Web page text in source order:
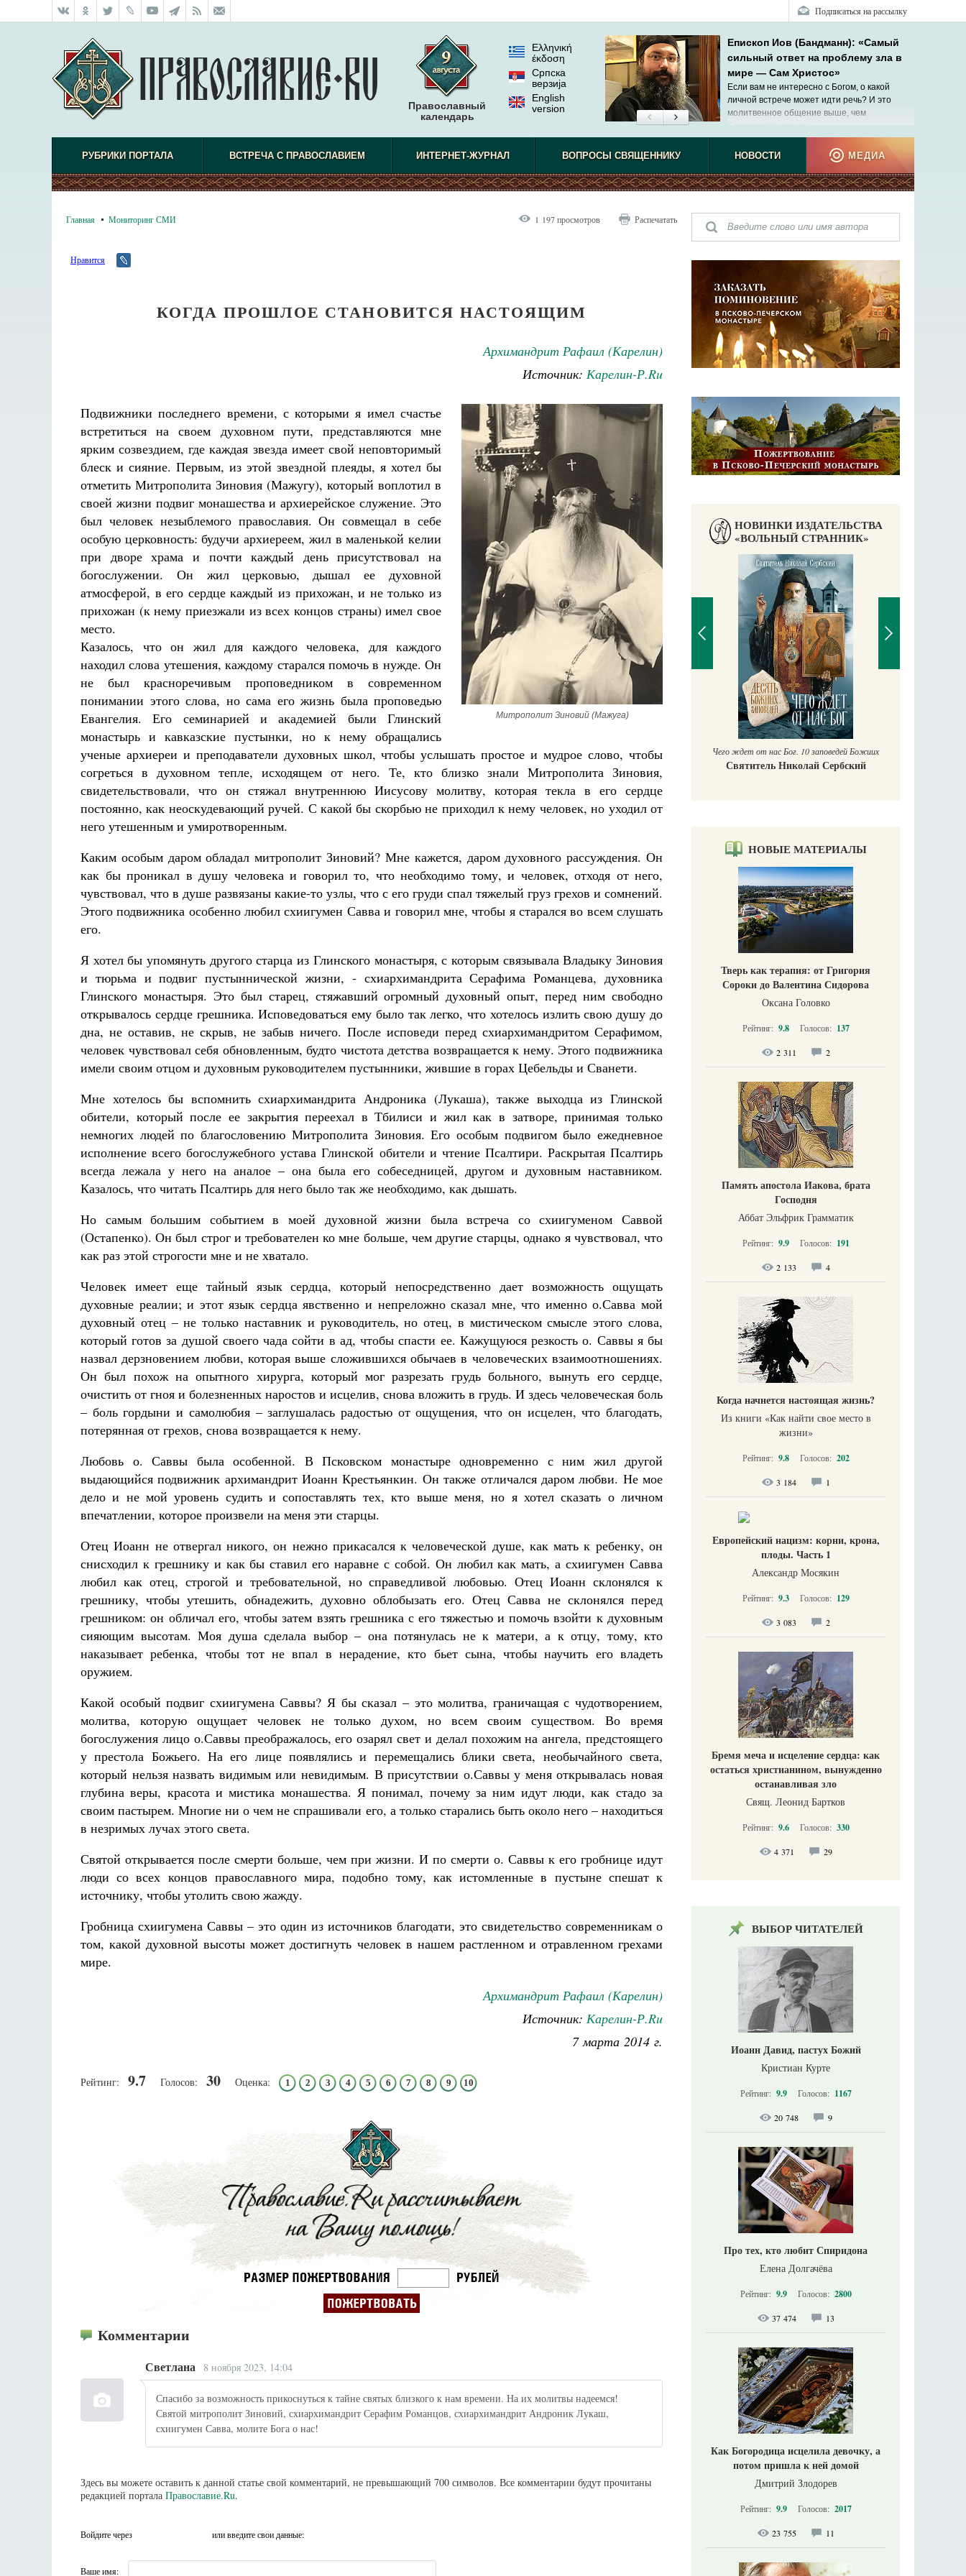
Подписаться на рассылку
Православный
календарь
Ελληνική
έκδοση
Српска
верзиjа
English
version
Епископ Иов (Бандманн): «Самый
сильный ответ на проблему зла в
мире — Сам Христос»
Если вам не интересно с Богом, о какой
личной встрече может идти речь? И это
молитвенное общение выше, чем
РУБРИКИ ПОРТАЛА ВСТРЕЧА С ПРАВОСЛАВИЕМ ИНТЕРНЕТ-ЖУРНАЛ ВОПРОСЫ СВЯЩЕННИКУ НОВОСТИ МЕДИА
Главная Мониторинг СМИ 1 197 просмотров Распечатать
Нравится
КОГДА ПРОШЛОЕ СТАНОВИТСЯ НАСТОЯЩИМ
Архимандрит Рафаил (Карелин)
Источник: Карелин-Р.Ru
Митрополит Зиновий (Мажуга)
Подвижники последнего времени, с которыми я имел счастье
встретиться на своем духовном пути, представляются мне
ярким созвездием, где каждая звезда имеет свой неповторимый
блеск и сияние. Первым, из этой звездной плеяды, я хотел бы
отметить Митрополита Зиновия (Мажугу), который воплотил в
своей жизни подвиг монашества и архиерейское служение. Это
был человек незыблемого православия. Он совмещал в себе
особую церковность: будучи архиереем, жил в маленькой келии
при дворе храма и почти каждый день присутствовал на
богослужении. Он жил церковью, дышал ее духовной
атмосферой, в его сердце каждый из прихожан, и не только из
прихожан (к нему приезжали из всех концов страны) имел свое
место.
Казалось, что он жил для каждого человека, для каждого
находил слова утешения, каждому старался помочь в нужде. Он
не был красноречивым проповедником в современном
понимании этого слова, но сама его жизнь была проповедью
Евангелия. Его семинарией и академией были Глинский
монастырь и кавказские пустынки, но к нему обращались
ученые архиереи и преподаватели духовных школ, чтобы услышать простое и мудрое слово, чтобы
согреться в духовном тепле, исходящем от него. Те, кто близко знали Митрополита Зиновия,
свидетельствовали, что он стяжал внутреннюю Иисусову молитву, которая текла в его сердце
постоянно, как неоскудевающий ручей. С какой бы скорбью не приходил к нему человек, но уходил от
него утешенным и умиротворенным.
Каким особым даром обладал митрополит Зиновий? Мне кажется, даром духовного рассуждения. Он
как бы проникал в душу человека и говорил то, что необходимо тому, и человек, отходя от него,
чувствовал, что в душе развязаны какие-то узлы, что с его груди спал тяжелый груз грехов и сомнений.
Этого подвижника особенно любил схиигумен Савва и говорил мне, чтобы я старался во всем слушать
его.
Я хотел бы упомянуть другого старца из Глинского монастыря, с которым связывала Владыку Зиновия
и тюрьма и подвиг пустыннической жизни, - схиархимандрита Серафима Романцева, духовника
Глинского монастыря. Это был старец, стяжавший огромный духовный опыт, перед ним свободно
открывалось сердце грешника. Исповедоваться ему было так легко, что хотелось излить свою душу до
дна, не оставив, не скрыв, не забыв ничего. После исповеди перед схиархимандритом Серафимом,
человек чувствовал себя обновленным, будто чистота детства возвращается к нему. Этого подвижника
имели своим отцом и духовным руководителем пустынники, жившие в горах Цебельды и Сванети.
Мне хотелось бы вспомнить схиархимандрита Андроника (Лукаша), также выходца из Глинской
обители, который после ее закрытия переехал в Тбилиси и жил как в затворе, принимая только
немногих людей по благословению Митрополита Зиновия. Его особым подвигом было ежедневное
исполнение всего богослужебного устава Глинской обители и чтение Псалтири. Раскрытая Псалтирь
всегда лежала у него на аналое – она была его собеседницей, другом и духовным наставником.
Казалось, что читать Псалтирь для него было так же необходимо, как дышать.
Но самым большим событием в моей духовной жизни была встреча со схиигуменом Саввой
(Остапенко). Он был строг и требователен ко мне больше, чем другие старцы, однако я чувствовал, что
как раз этой строгости мне и не хватало.
Человек имеет еще тайный язык сердца, который непосредственно дает возможность ощущать
духовные реалии; и этот язык сердца явственно и непреложно сказал мне, что именно о.Савва мой
духовный отец – не только наставник и руководитель, но отец, в мистическом смысле этого слова,
который готов за душой своего чада сойти в ад, чтобы спасти ее. Кажущуюся резкость о. Саввы я бы
назвал дерзновением любви, которая выше сложившихся обычаев в человеческих взаимоотношениях.
Он был похож на опытного хирурга, который мог разрезать грудь больного, вынуть его сердце,
очистить от гноя и болезненных наростов и исцелив, снова вложить в грудь. И здесь человеческая боль
– боль гордыни и самолюбия – заглушалась радостью от ощущения, что он исцелен, что благодать,
потерянная от грехов, снова возвращается к нему.
Любовь о. Саввы была особенной. В Псковском монастыре одновременно с ним жил другой
выдающийся подвижник архимандрит Иоанн Крестьянкин. Он также отличался даром любви. Не мое
дело и не мой уровень судить и сопоставлять тех, кто выше меня, но я хотел сказать о личном
впечатлении, которое произвели на меня эти старцы.
Отец Иоанн не отвергал никого, он нежно прикасался к человеческой душе, как мать к ребенку, он
снисходил к грешнику и как бы ставил его наравне с собой. Он любил как мать, а схиигумен Савва
любил как отец, строгой и требовательной, но справедливой любовью. Отец Иоанн склонялся к
грешнику, чтобы утешить, обнадежить, духовно облобызать его. Отец Савва не склонялся перед
грешником: он обличал его, чтобы затем взять грешника с его тяжестью и помочь взойти к духовным
сияющим высотам. Моя душа сделала выбор – она потянулась не к матери, а к отцу, тому, кто
наказывает ребенка, чтобы тот не впал в нерадение, кто бьет сына, чтобы научить его владеть
оружием.
Какой особый подвиг схиигумена Саввы? Я бы сказал – это молитва, граничащая с чудотворением,
молитва, которую ощущает человек не только духом, но всем своим существом. Во время
богослужения лицо о.Саввы преображалось, его озарял свет и делал похожим на ангела, предстоящего
у престола Божьего. На его лице появлялись и перемещались блики света, необычайного света,
который нельзя назвать видимым или невидимым. В присутствии о.Саввы у меня открывалась новая
глубина веры, красота и мистика монашества. Я понимал, почему за ним идут люди, как стадо за
своим пастырем. Многие ни о чем не спрашивали его, а только старались быть около него – находиться
в незримых лучах этого света.
Святой открывается после смерти больше, чем при жизни. И по смерти о. Саввы к его гробнице идут
люди со всех концов православного мира, подобно тому, как истомленные в пустыне спешат к
источнику, чтобы утолить свою жажду.
Гробница схиигумена Саввы – это один из источников благодати, это свидетельство современникам о
том, какой духовной высоты может достигнуть человек в нашем растленном и отравленном грехами
мире.
Архимандрит Рафаил (Карелин)
Источник: Карелин-Р.Ru
7 марта 2014 г.
Рейтинг: 9.7 Голосов: 30 Оценка: 1 2 3 4 5 6 7 8 9 10
Комментарии
Светлана 8 ноября 2023, 14:04
Спасибо за возможность прикоснуться к тайне святых близкого к нам времени. На их молитвы надеемся!
Святой митрополит Зиновий, схиархимандрит Серафим Романцов, схиархимандрит Андроник Лукаш,
схиигумен Савва, молите Бога о нас!
Здесь вы можете оставить к данной статье свой комментарий, не превышающий 700 символов. Все комментарии будут прочитаны
редакцией портала Православие.Ru.
Войдите через или введите свои данные:
Ваше имя:
НОВИНКИ ИЗДАТЕЛЬСТВА
«ВОЛЬНЫЙ СТРАННИК»
Разлуки не будет
Фредерика де Грааф Как найти своё место в жизни
Кирилл Мурышев
Великомученик Георгий Победоносец. Научись у
Чего ждет от нас Бог. 10 заповедей Божиих
Святитель Николай Сербский
НОВЫЕ МАТЕРИАЛЫ
Тверь как терапия: от Григория
Сороки до Валентина Сидорова
Оксана Головко
Рейтинг: 9.8 Голосов: 137
2 311 2
Память апостола Иакова, брата
Господня
Аббат Эльфрик Грамматик
Рейтинг: 9.9 Голосов: 191
2 133 4
Когда начнется настоящая жизнь?
Из книги «Как найти свое место в
жизни​»
Рейтинг: 9.8 Голосов: 202
3 184 1
Европейский нацизм: корни, крона,
плоды. Часть 1
Александр Мосякин
Рейтинг: 9.3 Голосов: 129
3 083 2
Бремя меча и исцеление сердца: как
остаться христианином, вынужденно
останавливая зло
Свящ. Леонид Бартков
Рейтинг: 9.6 Голосов: 330
4 371 29
ВЫБОР ЧИТАТЕЛЕЙ
Иоанн Давид, пастух Божий
Кристиан Курте
Рейтинг: 9.9 Голосов: 1167
20 748 9
Про тех, кто любит Спиридона
Елена Долгачёва
Рейтинг: 9.9 Голосов: 2800
37 474 13
Как Богородица исцелила девочку, а
потом пришла к ней домой
Дмитрий Злодорев
Рейтинг: 9.9 Голосов: 2017
23 755 11